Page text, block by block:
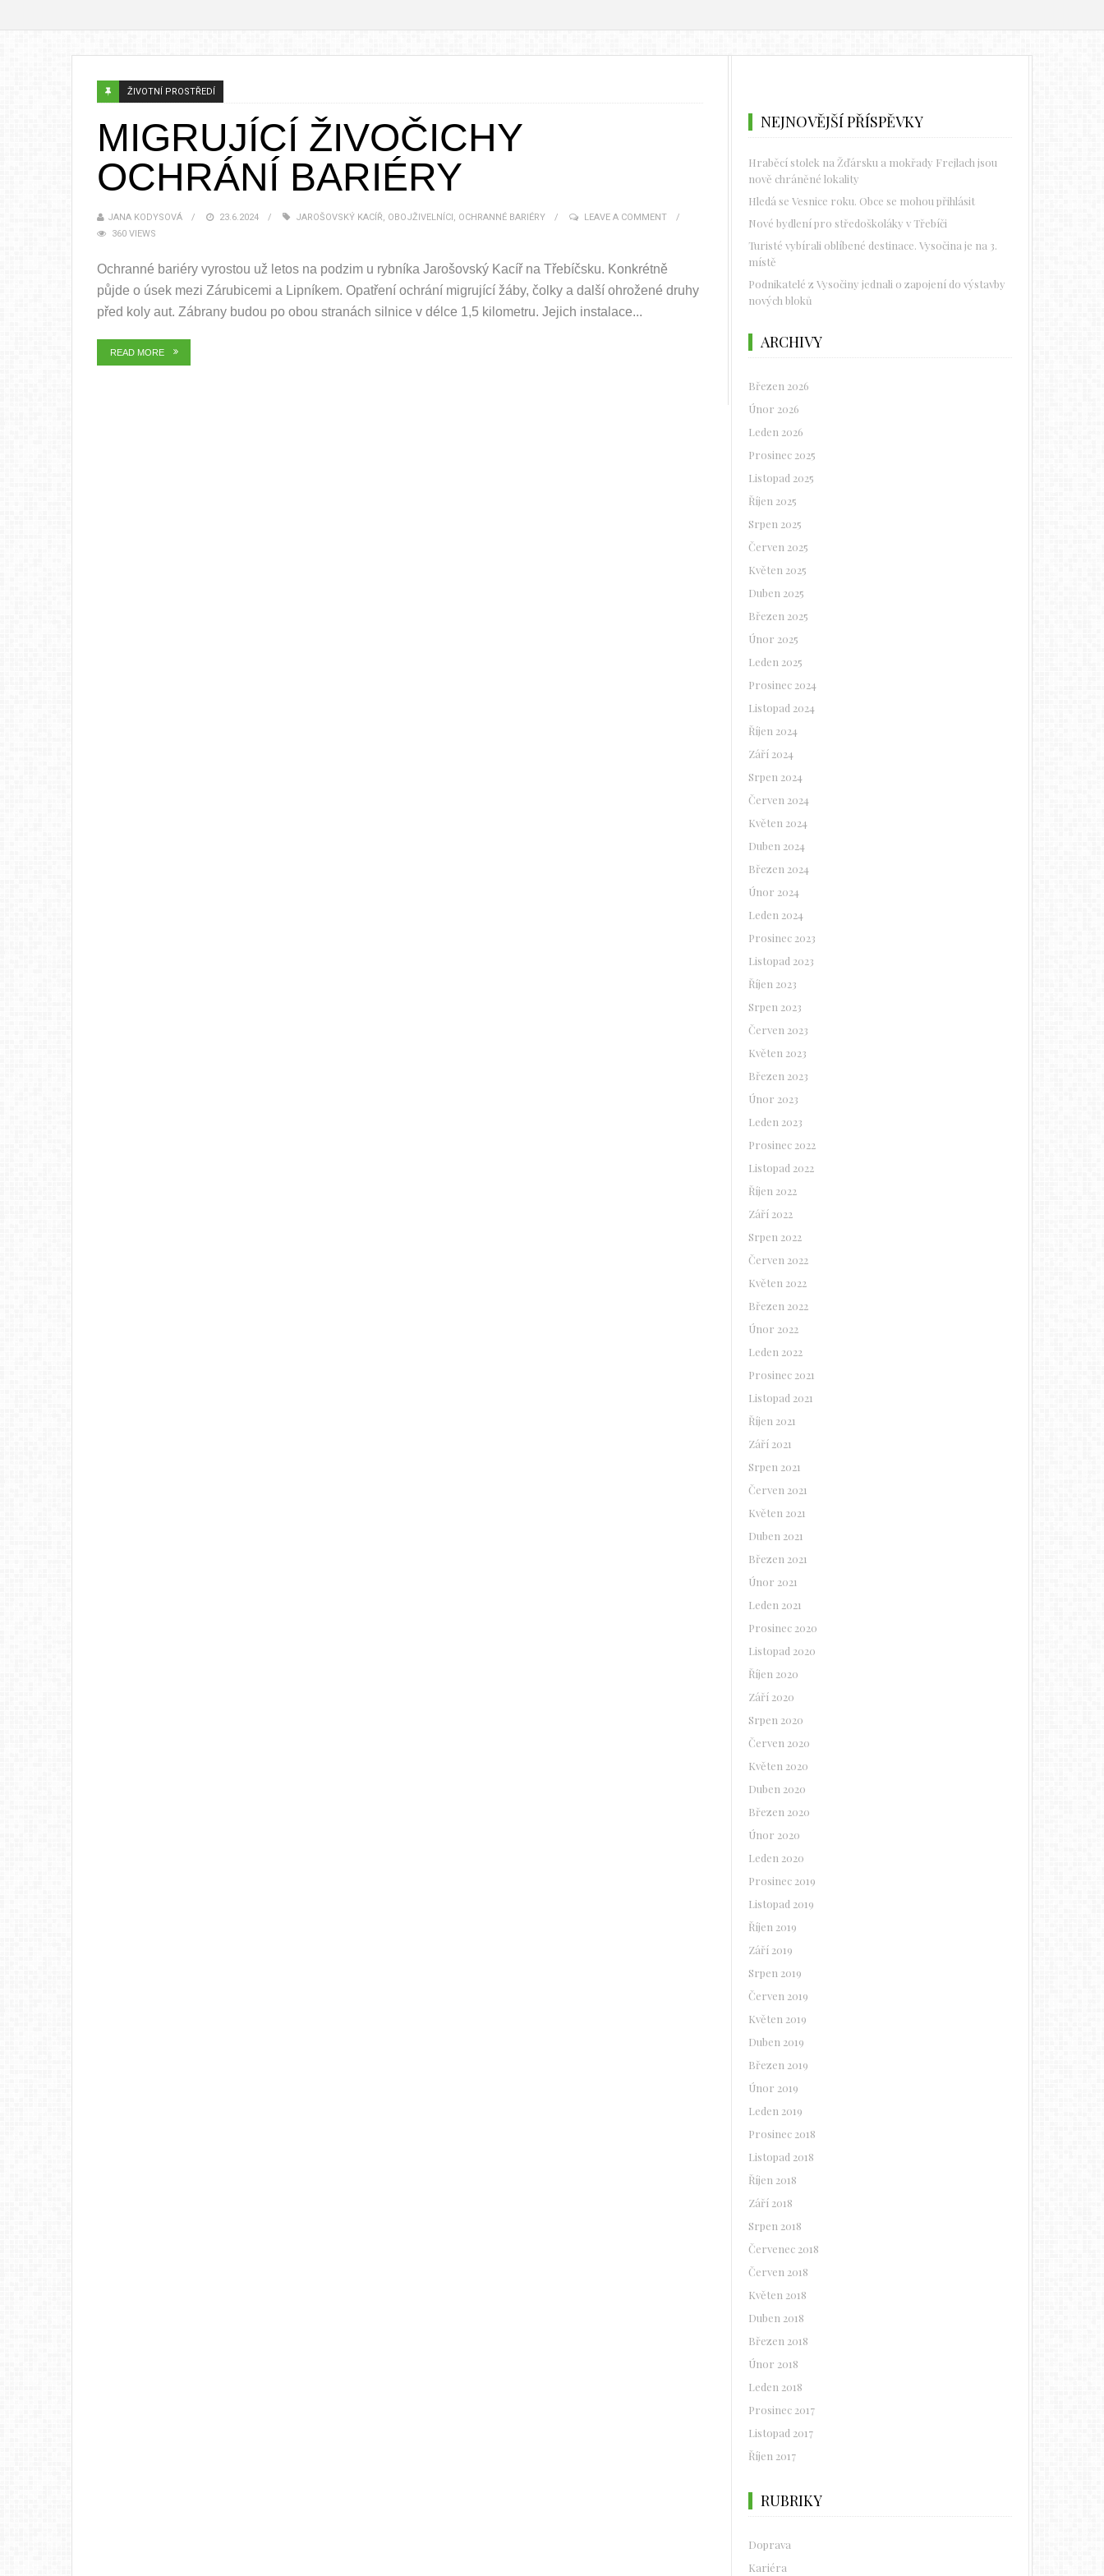
ŽIVOTNÍ PROSTŘEDÍ
MIGRUJÍCÍ ŽIVOČICHY
OCHRÁNÍ BARIÉRY
JANA KODYSOVÁ 23.6.2024 JAROŠOVSKÝ KACÍŘ, OBOJŽIVELNÍCI, OCHRANNÉ BARIÉRY
LEAVE A COMMENT
360 VIEWS
Ochranné bariéry vyrostou už letos na podzim u rybníka Jarošovský Kacíř na Třebíčsku. Konkrétně
půjde o úsek mezi Zárubicemi a Lipníkem. Opatření ochrání migrující žáby, čolky a další ohrožené druhy
před koly aut. Zábrany budou po obou stranách silnice v délce 1,5 kilometru. Jejich instalace...
READ MORE
NEJNOVĚJŠÍ PŘÍSPĚVKY
Hraběcí stolek na Žďársku a mokřady Frejlach jsou
nově chráněné lokality
Hledá se Vesnice roku. Obce se mohou přihlásit
Nové bydlení pro středoškoláky v Třebíči
Turisté vybírali oblíbené destinace. Vysočina je na 3.
místě
Podnikatelé z Vysočiny jednali o zapojení do výstavby
nových bloků
ARCHIVY
Březen 2026
Únor 2026
Leden 2026
Prosinec 2025
Listopad 2025
Říjen 2025
Srpen 2025
Červen 2025
Květen 2025
Duben 2025
Březen 2025
Únor 2025
Leden 2025
Prosinec 2024
Listopad 2024
Říjen 2024
Září 2024
Srpen 2024
Červen 2024
Květen 2024
Duben 2024
Březen 2024
Únor 2024
Leden 2024
Prosinec 2023
Listopad 2023
Říjen 2023
Srpen 2023
Červen 2023
Květen 2023
Březen 2023
Únor 2023
Leden 2023
Prosinec 2022
Listopad 2022
Říjen 2022
Září 2022
Srpen 2022
Červen 2022
Květen 2022
Březen 2022
Únor 2022
Leden 2022
Prosinec 2021
Listopad 2021
Říjen 2021
Září 2021
Srpen 2021
Červen 2021
Květen 2021
Duben 2021
Březen 2021
Únor 2021
Leden 2021
Prosinec 2020
Listopad 2020
Říjen 2020
Září 2020
Srpen 2020
Červen 2020
Květen 2020
Duben 2020
Březen 2020
Únor 2020
Leden 2020
Prosinec 2019
Listopad 2019
Říjen 2019
Září 2019
Srpen 2019
Červen 2019
Květen 2019
Duben 2019
Březen 2019
Únor 2019
Leden 2019
Prosinec 2018
Listopad 2018
Říjen 2018
Září 2018
Srpen 2018
Červenec 2018
Červen 2018
Květen 2018
Duben 2018
Březen 2018
Únor 2018
Leden 2018
Prosinec 2017
Listopad 2017
Říjen 2017
RUBRIKY
Doprava
Kariéra